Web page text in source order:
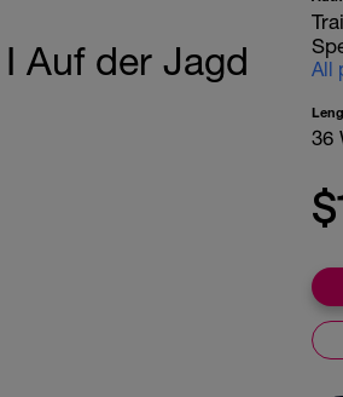
Auf der Jagd
All
36